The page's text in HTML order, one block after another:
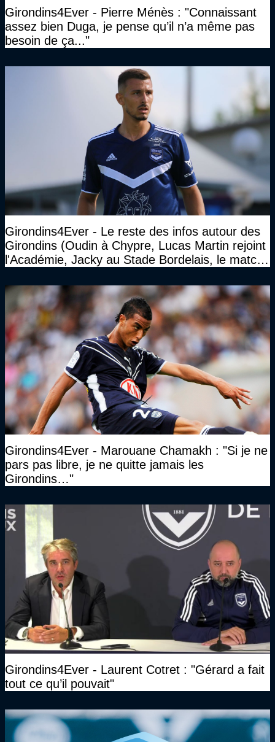
Girondins4Ever - Pierre Ménès : "Connaissant
assez bien Duga, je pense qu’il n’a même pas
besoin de ça..."
Girondins4Ever - Le reste des infos autour des
Girondins (Oudin à Chypre, Lucas Martin rejoint
l'Académie, Jacky au Stade Bordelais, le match
Girondins4Ever - Marouane Chamakh : "Si je ne
pars pas libre, je ne quitte jamais les
Girondins…"
Girondins4Ever - Laurent Cotret : "Gérard a fait
tout ce qu’il pouvait"